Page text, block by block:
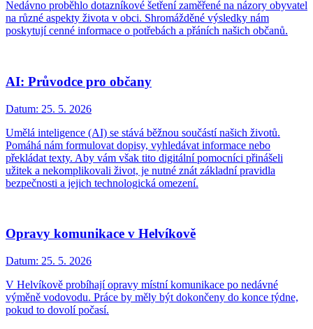
Nedávno proběhlo dotazníkové šetření zaměřené na názory obyvatel
na různé aspekty života v obci. Shromážděné výsledky nám
poskytují cenné informace o potřebách a přáních našich občanů.
AI: Průvodce pro občany
Datum: 25. 5. 2026
Umělá inteligence (AI) se stává běžnou součástí našich životů.
Pomáhá nám formulovat dopisy, vyhledávat informace nebo
překládat texty. Aby vám však tito digitální pomocníci přinášeli
užitek a nekomplikovali život, je nutné znát základní pravidla
bezpečnosti a jejich technologická omezení.
Opravy komunikace v Helvíkově
Datum: 25. 5. 2026
V Helvíkově probíhají opravy místní komunikace po nedávné
výměně vodovodu. Práce by měly být dokončeny do konce týdne,
pokud to dovolí počasí.